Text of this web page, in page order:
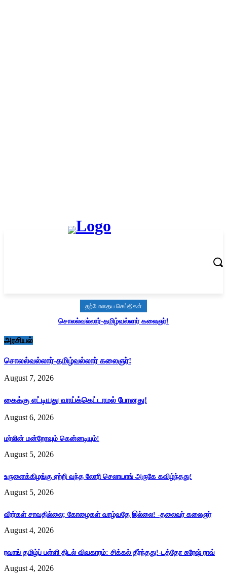
தற்போதைய செய்திகள்
சொலல்வல்லார்-தமிழ்வல்லார் கலைஞர்!
அரசியல்
சொலல்வல்லார்-தமிழ்வல்லார் கலைஞர்!
August 7, 2026
கைக்கு எட்டியது வாய்க்கெட்டாமல் போனது!
August 6, 2026
மர்லின் மன்றோவும் கென்னடியும்!
August 5, 2026
உருளைக்கிழங்கு ஏற்றி வந்த லோரி செலாயாங் அருகே கவிழ்ந்தது!
August 5, 2026
வீரர்கள் சாவதில்லை; கோழைகள் வாழ்வதே இல்லை! -தலைவர் கலைஞர்
August 4, 2026
ரவாங் தமிழ்ப் பள்ளி திடல் விவகாரம்: சிக்கல் தீர்ந்தது!-டத்தோ சுரேஷ் ராவ்
August 4, 2026